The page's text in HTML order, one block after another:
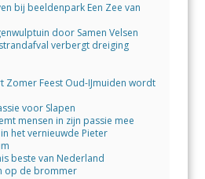
bij beeldenpark Een Zee van
door Samen Velsen
verbergt dreiging
Zomer Feest Oud-IJmuiden wordt
voor Slapen
mensen in zijn passie mee
het vernieuwde Pieter
beste van Nederland
op de brommer